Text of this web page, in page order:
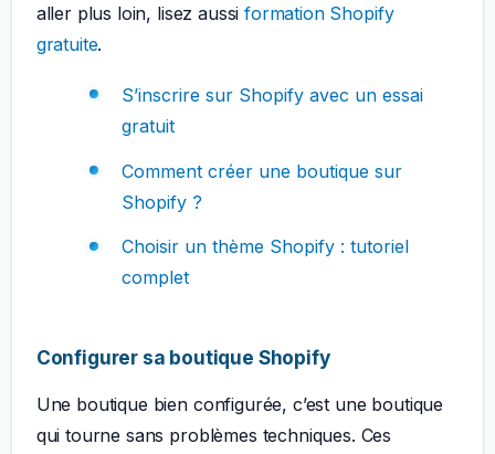
aller plus loin, lisez aussiformation Shopify
gratuite.
S’inscrire sur Shopify avec un essai
gratuit
Comment créer une boutique sur
Shopify ?
Choisir un thème Shopify : tutoriel
complet
Configurer sa boutique Shopify
Une boutique bien configurée, c’est une boutique
qui tourne sans problèmes techniques. Ces